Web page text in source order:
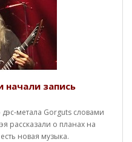
начали запись
метала Gorguts словами
рассказали о планах на
новая музыка.